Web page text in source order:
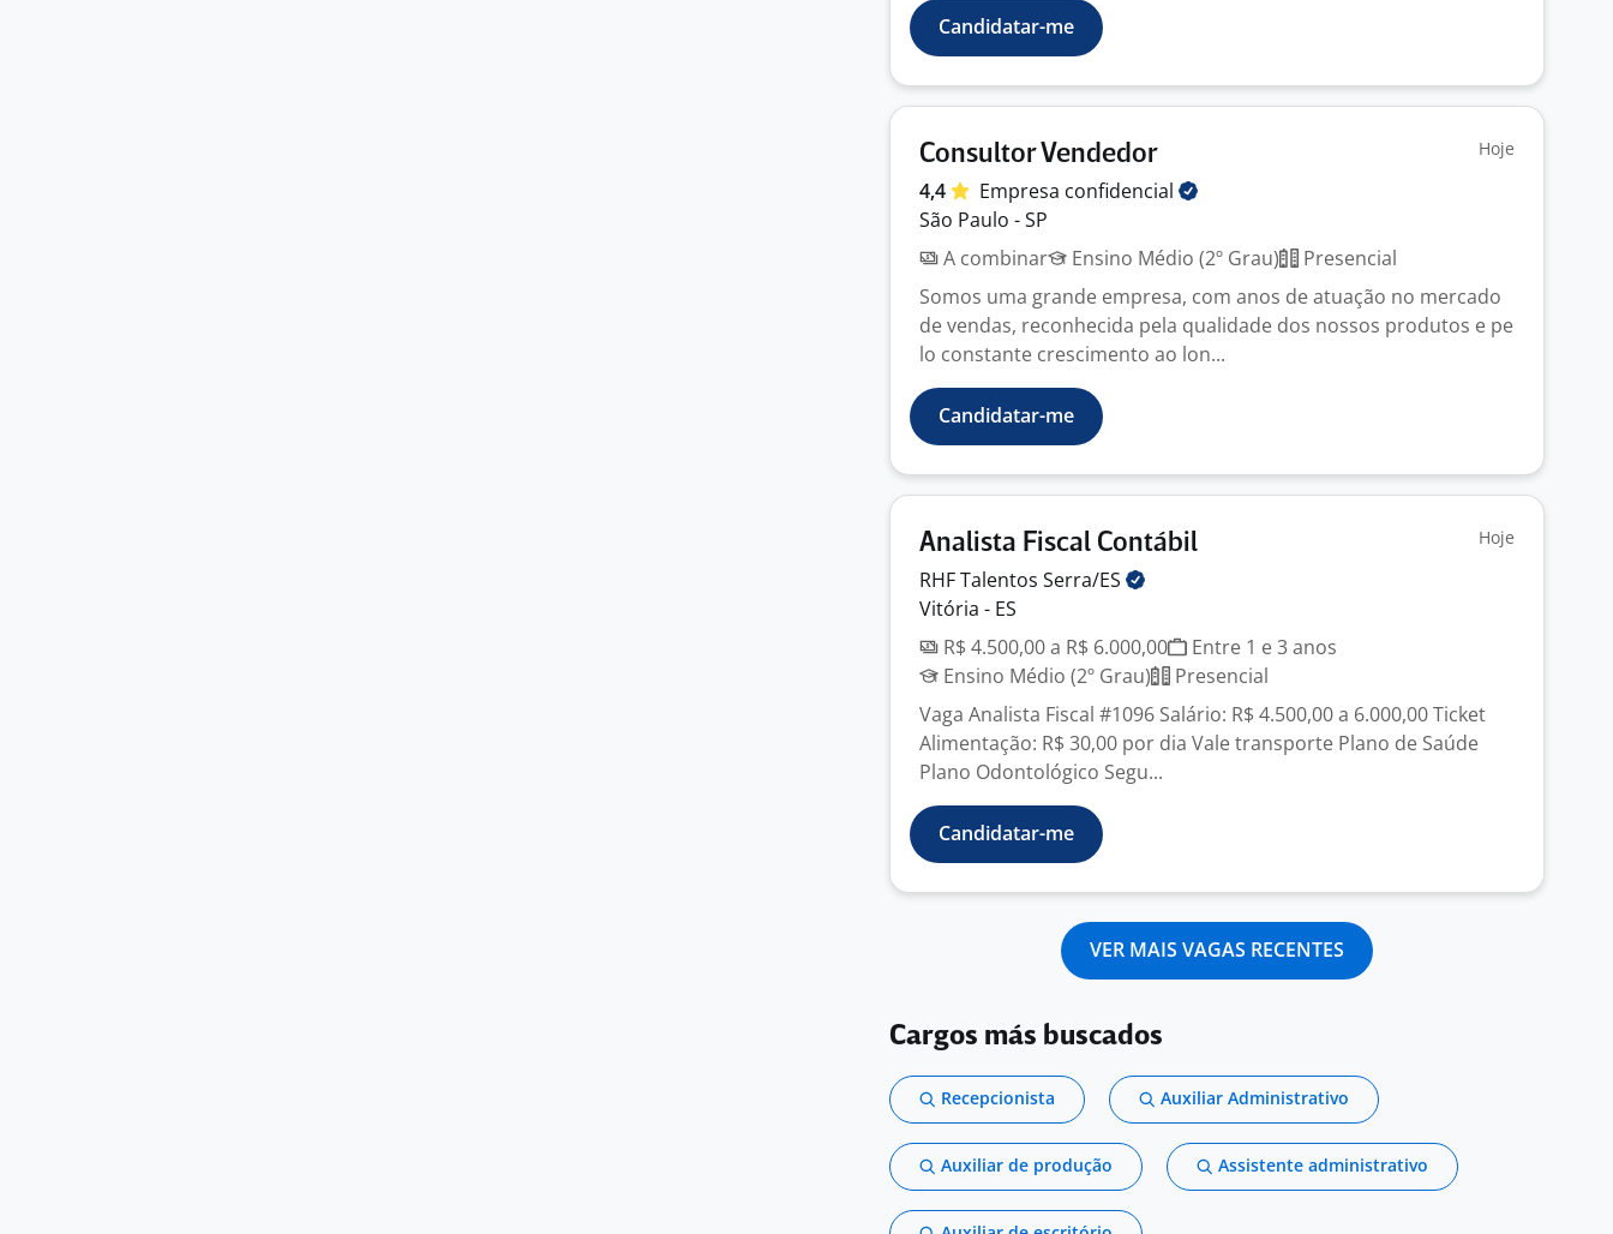
Candidatar-me
Consultor Vendedor Hoje
4,4 Empresa confidencial
São Paulo - SP
A combinar
Ensino Médio (2º Grau)
Presencial
Somos uma grande empresa, com anos de atuação no mercado
de vendas, reconhecida pela qualidade dos nossos produtos e pe
lo constante crescimento ao lon...
Candidatar-me
Analista Fiscal Contábil Hoje
RHF Talentos Serra/ES
Vitória - ES
R$ 4.500,00 a R$ 6.000,00
Entre 1 e 3 anos
Ensino Médio (2º Grau)
Presencial
Vaga Analista Fiscal #1096 Salário: R$ 4.500,00 a 6.000,00 Ticket
Alimentação: R$ 30,00 por dia Vale transporte Plano de Saúde
Plano Odontológico Segu...
Candidatar-me
VER MAIS VAGAS RECENTES
Cargos más buscados
Recepcionista Auxiliar Administrativo
Auxiliar de produção Assistente administrativo